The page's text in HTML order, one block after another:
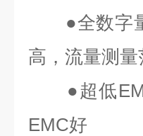
●全数字量
高，流量测
●超低EMI
EMC好